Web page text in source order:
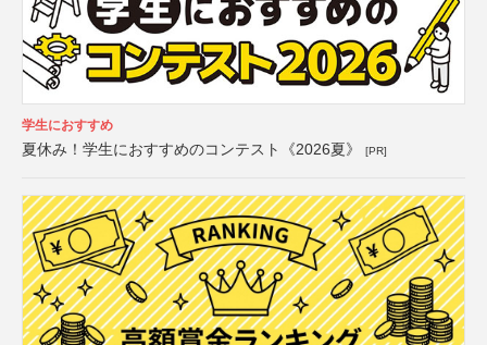
学生におすすめ
夏休み！学生におすすめのコンテスト《2026夏》 [PR]